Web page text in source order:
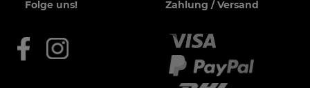
Folge uns! Zahlung / Versand